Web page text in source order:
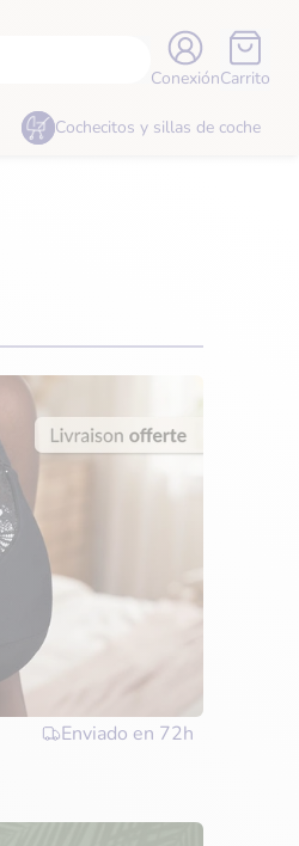
ConexiónCarrito
Cochecitos y sillas de coche
Enviado en 72h